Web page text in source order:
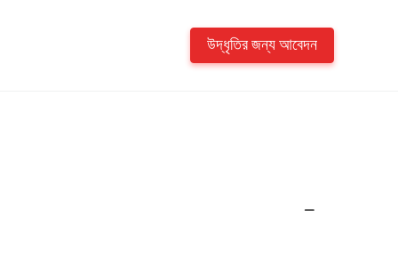
উদ্ধৃতির জন্য আবেদন